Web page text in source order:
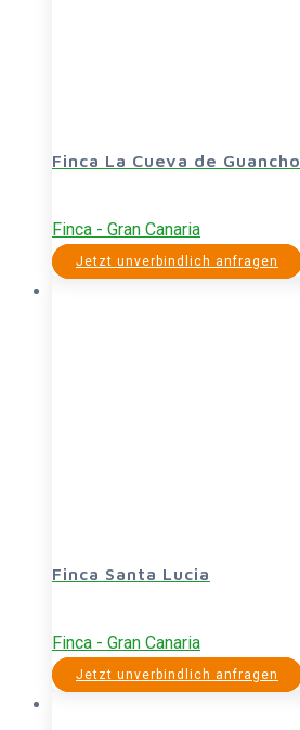
Finca La Cueva de Guancho
Finca - Gran Canaria
Jetzt unverbindlich anfragen
Finca Santa Lucia
Finca - Gran Canaria
Jetzt unverbindlich anfragen